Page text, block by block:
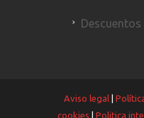
Aviso legal |
cookies | Politica